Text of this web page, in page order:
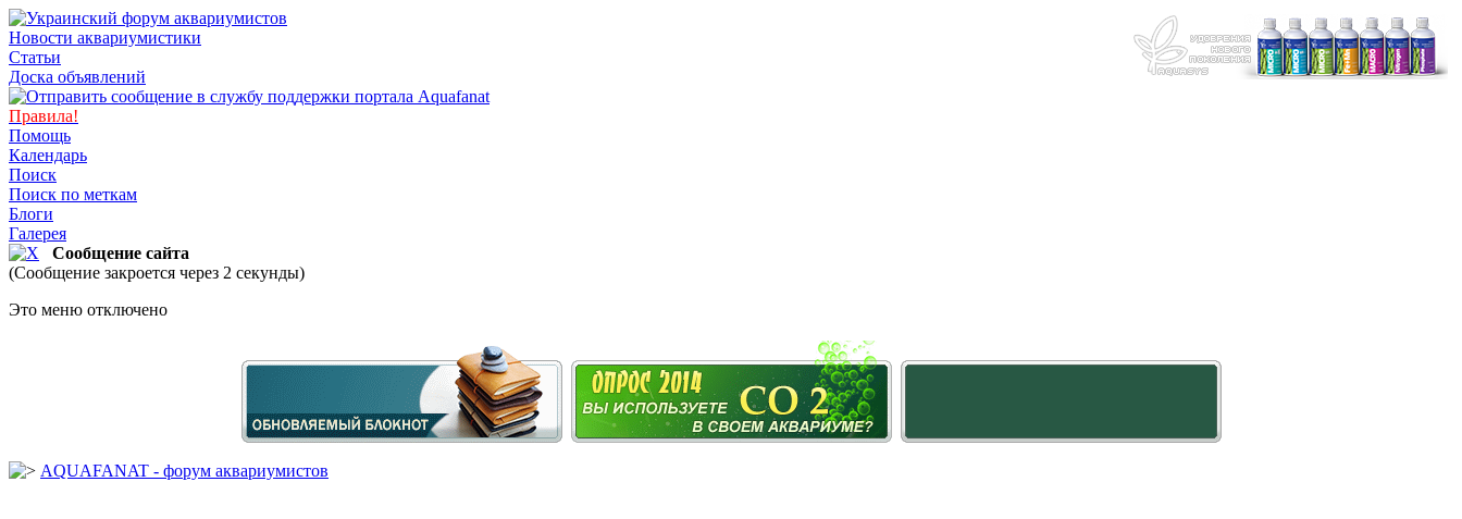
Новости аквариумистики
Статьи
Доска объявлений
Правила!
Помощь
Календарь
Поиск
Поиск по меткам
Блоги
Галерея
Сообщение сайта
(Сообщение закроется через 2 секунды)
Это меню отключено
AQUAFANAT - форум аквариумистов